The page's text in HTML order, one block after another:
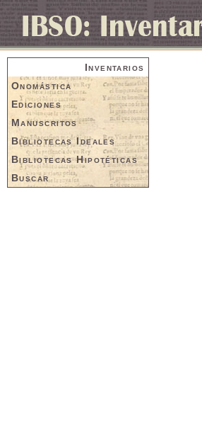
Inventarios
Onomástica
Ediciones
Manuscritos
Bibliotecas Ideales
Bibliotecas Hipotéticas
Buscar